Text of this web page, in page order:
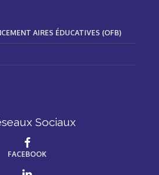
AIRES ÉDUCATIVES (OFB)
Sociaux
FACEBOOK